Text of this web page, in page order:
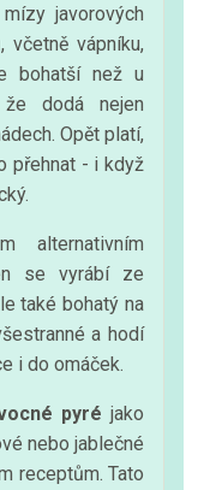
javorových
včetně vápníku,
bohatší než u
že dodá nejen
Opět platí,
přehnat - i když
alternativním
se vyrábí ze
také bohatý na
a hodí
i do omáček.
pyré jako
nebo jablečné
receptům. Tato